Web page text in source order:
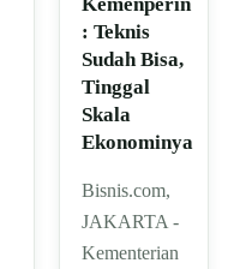
: Teknis
Sudah Bisa,
Tinggal
Skala
Ekonominya
Bisnis.com,
JAKARTA -
Kementerian